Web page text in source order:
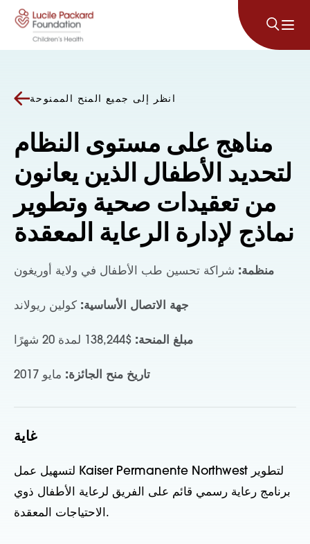
انتقل إلى المحتوى
انظر إلى جميع المنح الممنوحة
مناهج على مستوى النظام
لتحديد الأطفال الذين يعانون
من تعقيدات صحية وتطوير
نماذج لإدارة الرعاية المعقدة
منظمة: شراكة تحسين طب الأطفال في ولاية أوريغون
جهة الاتصال الأساسية: كولين ريولاند
مبلغ المنحة: $138,244 لمدة 20 شهرًا
تاريخ منح الجائزة: مايو 2017
غاية
لتسهيل عمل Kaiser Permanente Northwest لتطوير
برنامج رعاية رسمي قائم على الفريق لرعاية الأطفال ذوي
الاحتياجات المعقدة.